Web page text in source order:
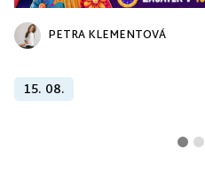
PETRA KLEMENTOVÁ
15. 08.